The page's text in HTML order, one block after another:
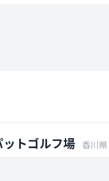
トゴルフ場 香川県